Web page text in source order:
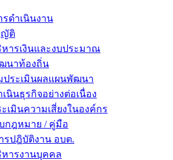
รดำเนินงาน
ติ
หารเงินและงบประมาณ
นาท้องถิ่น
ประเมินผลแผนพัฒนา
นินธุรกิจอย่างต่อเนื่อง
เมินความเสี่ยงในองค์กร
บกฎหมาย / คู่มือ
รปฎิบัติงาน อบต.
หารงานบุคคล